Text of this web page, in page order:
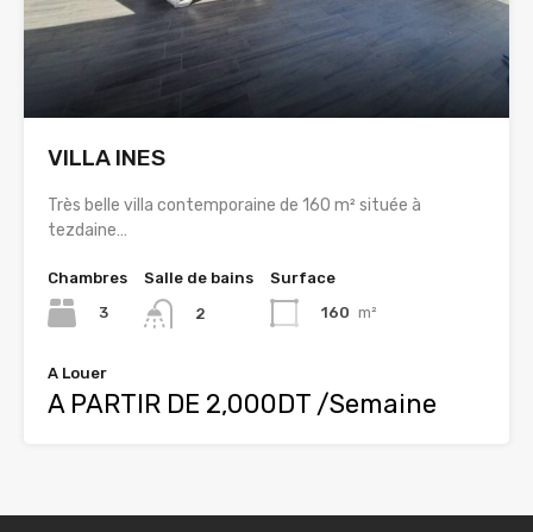
VILLA INES
Très belle villa contemporaine de 160 m² située à
tezdaine…
Chambres
3
Salle de bains
2
Surface
160 m²
A Louer
A PARTIR DE 2,000DT /Semaine